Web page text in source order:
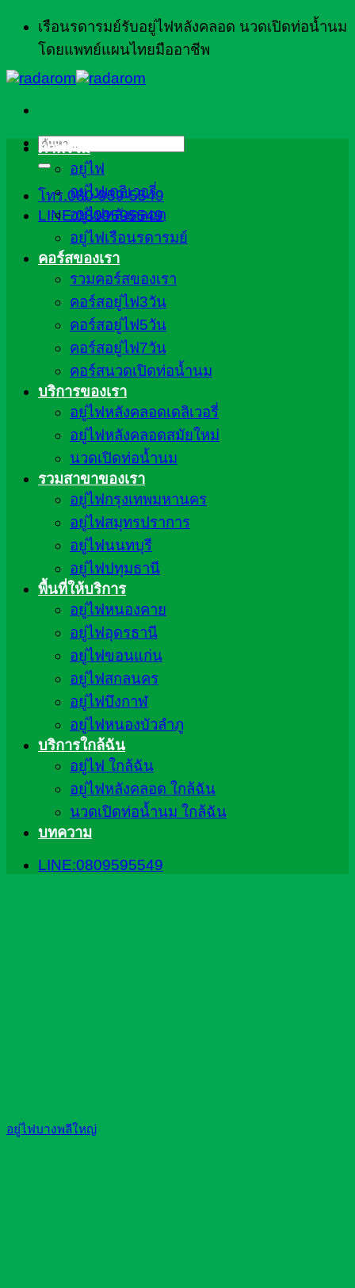
ข้าม
ยัง
เรือนรดารมย์รับอยู่ไฟหลังคลอด นวดเปิดท่อน้ำนม
โดยแพทย์แผนไทยมืออาชีพ
ค้นหา:
โทร.080-959-5549
LINE:0809595549
ภาพรวม
อยู่ไฟ
อยู่ไฟเดลิเวอรี่
อยู่ไฟหลังคลอด
อยู่ไฟเรือนรดารมย์
คอร์สของเรา
รวมคอร์สของเรา
คอร์สอยู่ไฟ3วัน
คอร์สอยู่ไฟ5วัน
คอร์สอยู่ไฟ7วัน
คอร์สนวดเปิดท่อน้ำนม
บริการของเรา
อยู่ไฟหลังคลอดเดลิเวอรี่
อยู่ไฟหลังคลอดสมัยใหม่
นวดเปิดท่อน้ำนม
รวมสาขาของเรา
อยู่ไฟกรุงเทพมหานคร
อยู่ไฟสมุทรปราการ
อยู่ไฟนนทบุรี
อยู่ไฟปทุมธานี
พื้นที่ให้บริการ
อยู่ไฟหนองคาย
อยู่ไฟอุดรธานี
อยู่ไฟขอนแก่น
อยู่ไฟสกลนคร
อยู่ไฟบึงกาฬ
อยู่ไฟหนองบัวลำภู
บริการใกล้ฉัน
อยู่ไฟ ใกล้ฉัน
อยู่ไฟหลังคลอด ใกล้ฉัน
นวดเปิดท่อน้ำนม ใกล้ฉัน
บทความ
LINE:0809595549
อยู่ไฟบางพลีใหญ่